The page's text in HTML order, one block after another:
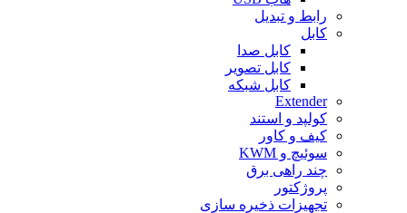
رابط و تبدیل
کابل
کابل صدا
کابل تصویر
کابل شبکه
Extender
کولپد و استند
کیف و کاور
سوئیچ و KWM
چند راهی برق
پروژکتور
تجهیزات ذخیره سازی